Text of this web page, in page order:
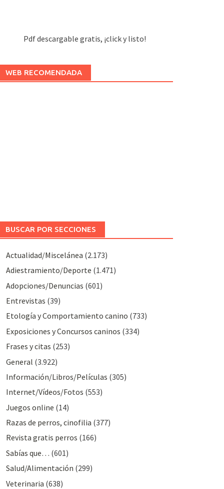
Pdf descargable gratis, ¡click y listo!
WEB RECOMENDADA
BUSCAR POR SECCIONES
Actualidad/Miscelánea (2.173)
Adiestramiento/Deporte (1.471)
Adopciones/Denuncias (601)
Entrevistas (39)
Etología y Comportamiento canino (733)
Exposiciones y Concursos caninos (334)
Frases y citas (253)
General (3.922)
Información/Libros/Películas (305)
Internet/Vídeos/Fotos (553)
Juegos online (14)
Razas de perros, cinofilia (377)
Revista gratis perros (166)
Sabías que… (601)
Salud/Alimentación (299)
Veterinaria (638)